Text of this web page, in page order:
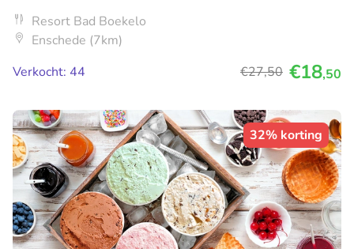
Resort Bad Boekelo
Enschede (7km)
Verkocht: 44
€27,50 €18,50
32% korting